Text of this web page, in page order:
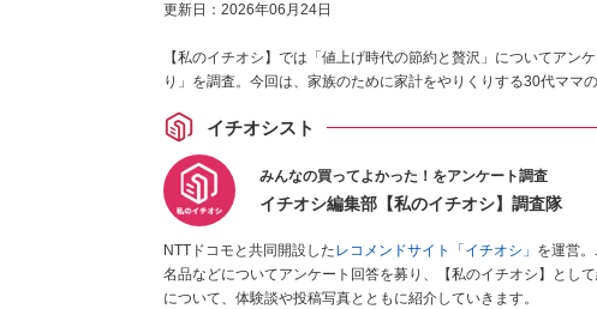
更新日： 2026年06月24日
【私のイチオシ】では「値上げ時代の節約と贅沢」についてア
り」を調査。今回は、家族のために家計をやりくりする30代ママの
イチオシスト
みんなの買ってよかった！をアンケート調査
イチオシ編集部【私のイチオシ】調査隊
NTTドコモと共同開設したレコメンドサイト「イチオシ」 を運営
名品などについてアンケート回答を募り、【私のイチオシ】とし
について、体験談や投稿写真とともに紹介していきます。